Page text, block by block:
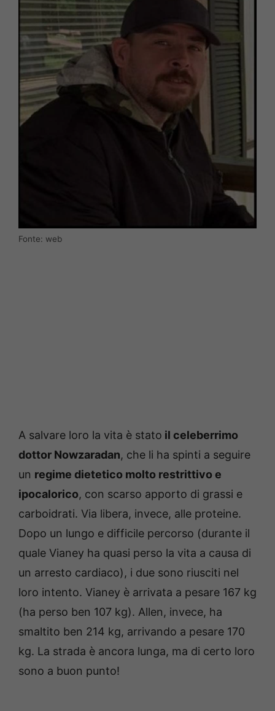
Fonte: web
A salvare loro la vita è stato il celeberrimo
dottor Nowzaradan, che li ha spinti a seguire
un regime dietetico molto restrittivo e
ipocalorico, con scarso apporto di grassi e
carboidrati. Via libera, invece, alle proteine.
Dopo un lungo e difficile percorso (durante il
quale Vianey ha quasi perso la vita a causa di
un arresto cardiaco), i due sono riusciti nel
loro intento. Vianey è arrivata a pesare 167 kg
(ha perso ben 107 kg). Allen, invece, ha
smaltito ben 214 kg, arrivando a pesare 170
kg. La strada è ancora lunga, ma di certo loro
sono a buon punto!